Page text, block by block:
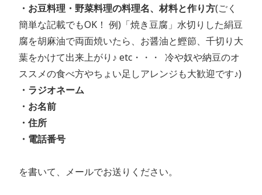
・お豆料理・野菜料理の料理名、材料と作り方(ごく
簡単な記載でもOK！ 例)「焼き豆腐」水切りした絹豆
腐を胡麻油で両面焼いたら、お醤油と鰹節、千切り大
葉をかけて出来上がり♪ etc・・・ 冷や奴や納豆のオ
ススメの食べ方やちょい足しアレンジも大歓迎です♪)
・ラジオネーム
・お名前
・住所
・電話番号
を書いて、メールでお送りください。